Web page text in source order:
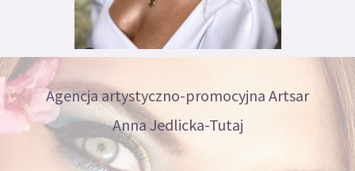
Agencja artystyczno-promocyjna Artsar
Anna Jedlicka-Tutaj